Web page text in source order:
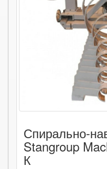
Спирально-
Stangroup
К